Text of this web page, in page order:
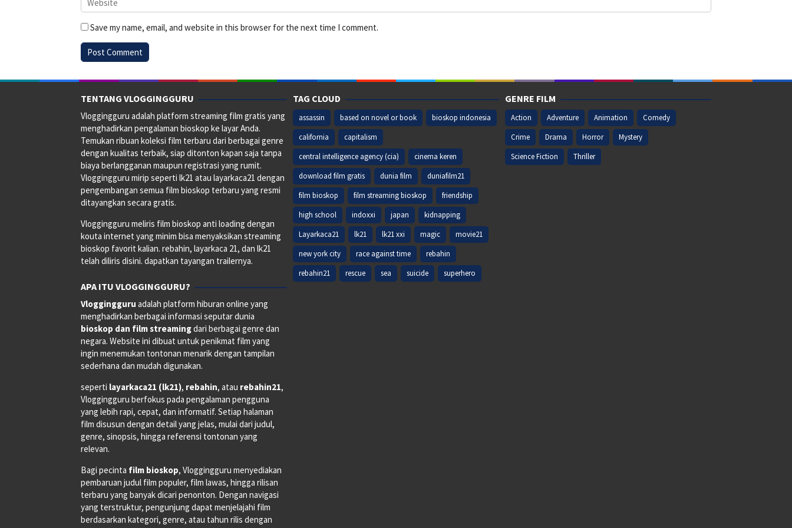
Save my name, email, and website in this browser for the next time I comment.
TENTANG VLOGGINGGURU
Vloggingguru adalah platform streaming film gratis yang
menghadirkan pengalaman bioskop ke layar Anda.
Temukan ribuan koleksi film terbaru dari berbagai genre
dengan kualitas terbaik, siap ditonton kapan saja tanpa
biaya berlangganan maupun registrasi yang rumit.
Vloggingguru mirip seperti lk21 atau layarkaca21 dengan
pengembangan semua film bioskop terbaru yang resmi
ditayangkan secara gratis.
Vloggingguru meliris film bioskop anti loading dengan
kouta internet yang minim bisa menyaksikan streaming
bioskop favorit kalian. rebahin, layarkaca 21, dan lk21
telah diliris disini. dapatkan tayangan trailernya.
APA ITU VLOGGINGGURU?
Vloggingguru adalah platform hiburan online yang
menghadirkan berbagai informasi seputar dunia
bioskop dan film streamingdari berbagai genre dan
negara. Website ini dibuat untuk penikmat film yang
ingin menemukan tontonan menarik dengan tampilan
sederhana dan mudah digunakan.
seperti layarkaca21 (lk21), rebahin, atau rebahin21,
Vloggingguru berfokus pada pengalaman pengguna
yang lebih rapi, cepat, dan informatif. Setiap halaman
film disusun dengan detail yang jelas, mulai dari judul,
genre, sinopsis, hingga referensi tontonan yang
relevan.
Bagi pecinta film bioskop, Vloggingguru menyediakan
pembaruan judul film populer, film lawas, hingga rilisan
terbaru yang banyak dicari penonton. Dengan navigasi
yang terstruktur, pengunjung dapat menjelajahi film
berdasarkan kategori, genre, atau tahun rilis dengan
TAG CLOUD
assassin based on novel or book
bioskop indonesia
california
capitalism
central intelligence agency (cia)
cinema keren
download film gratis
dunia film
duniafilm21
film bioskop
film streaming bioskop
friendship
high school
indoxxi japan
kidnapping
Layarkaca21
lk21 lk21 xxi magic
movie21
new york city
race against time
rebahin
rebahin21
rescue sea suicide superhero
GENRE FILM
Action Adventure Animation
Comedy
Crime
Drama Horror
Mystery
Science Fiction
Thriller